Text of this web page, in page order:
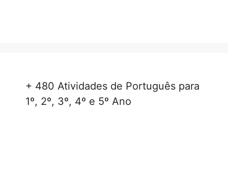
+ 480 Atividades de Português para
1º, 2º, 3º, 4º e 5º Ano